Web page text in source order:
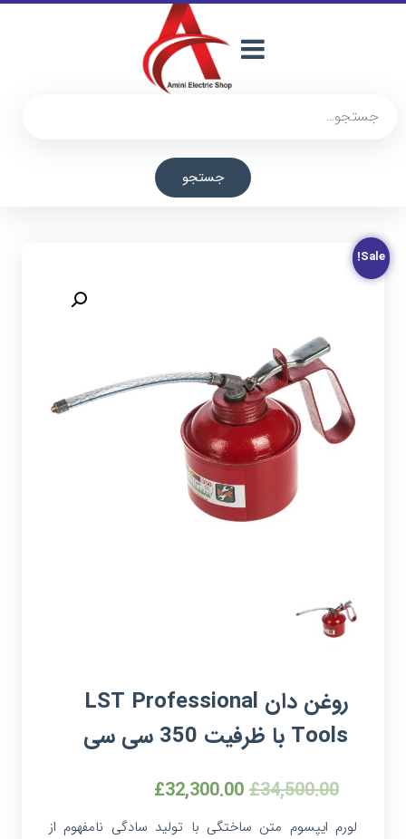
جستجو
Sale!
روغن دان LST Professional
Tools با ظرفیت 350 سی سی
£34,500.00
£32,300.00
لورم ایپسوم متن ساختگی با تولید سادگی نامفهوم از